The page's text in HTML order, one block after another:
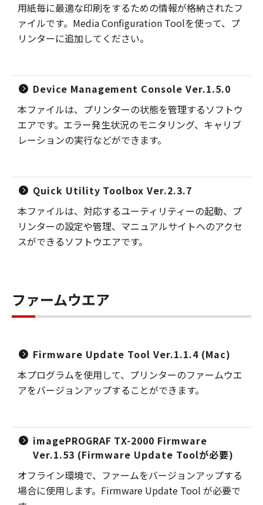
用紙毎に最適な印刷をするための情報が格納されたフ
ァイルです。Media Configuration Toolを使って、プ
リンターに追加してください。
Device Management Console Ver.1.5.0
本ファイルは、プリンターの状態を管理するソフトウ
エアです。エラー発生状況のモニタリング、キャリブ
レーションの実行などができます。
Quick Utility Toolbox Ver.2.3.7
本ファイルは、対応するユーティリティーの起動、プ
リンターの設定や管理、マニュアルサイトへのアクセ
スができるソフトウエアです。
ファームウエア
Firmware Update Tool Ver.1.1.4 (Mac)
本プログラムを使用して、プリンターのファームウエ
アをバージョンアップすることができます。
imagePROGRAF TX-2000 Firmware
Ver.1.53 (Firmware Update Toolが必要)
オフライン環境で、ファームをバージョンアップする
場合に使用します。Firmware Update Tool が必要で